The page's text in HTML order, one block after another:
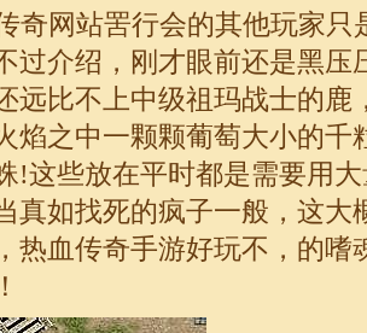
奇网站罟行会的其他玩家只
过介绍，刚才眼前还是黑压
远比不上中级祖玛战士的鹿
焰之中一颗颗葡萄大小的千
!这些放在平时都是需要用
真如找死的疯子一般，这大
热血传奇手游好玩不，的